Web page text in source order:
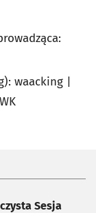
waacking |
Sesja